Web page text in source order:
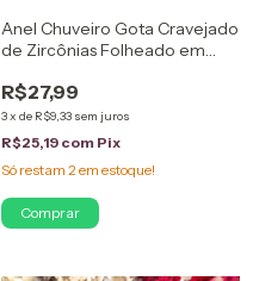
Anel Chuveiro Gota Cravejado
de Zircônias Folheado em
R$27,99
3x de R$9,33 sem juros
R$25,19 com Pix
Só restam 2em estoque!
Comprar